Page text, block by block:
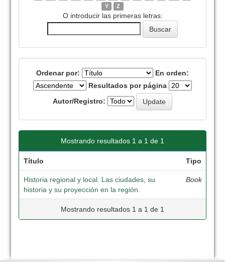
Y
Z
O introducir las primeras letras:
Ordenar por:
En orden:
Resultados por página
Autor/Registro:
Mostrando resultados 1 a 1 de 1
Título Tipo
Historia regional y local. Las ciudades, su
historia y su proyección en la región.
Book
Mostrando resultados 1 a 1 de 1